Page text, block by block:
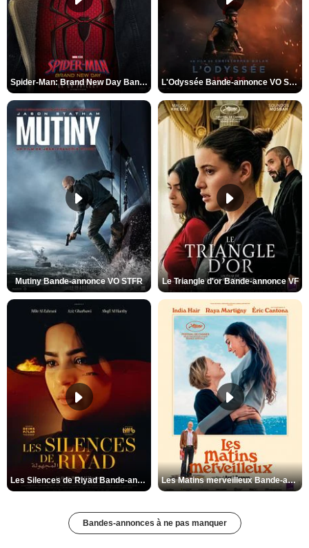
Spider-Man: Brand New Day Bande-annonce VO STFR L'Odyssée Bande-annonce VO STFR
Mutiny Bande-annonce VO STFR Le Triangle d'or Bande-annonce VF
Les Silences de Riyad Bande-annonce VO STFR Les Matins merveilleux Bande-annonce VF
Bandes-annonces à ne pas manquer